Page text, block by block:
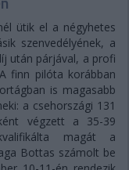
ütik el a négyhetes
szenvedélyének, a
után párjával, a profi
finn pilóta korábban
is magasabb
a csehországi 131
végzett a 35-39
magát a
Bottas számolt be